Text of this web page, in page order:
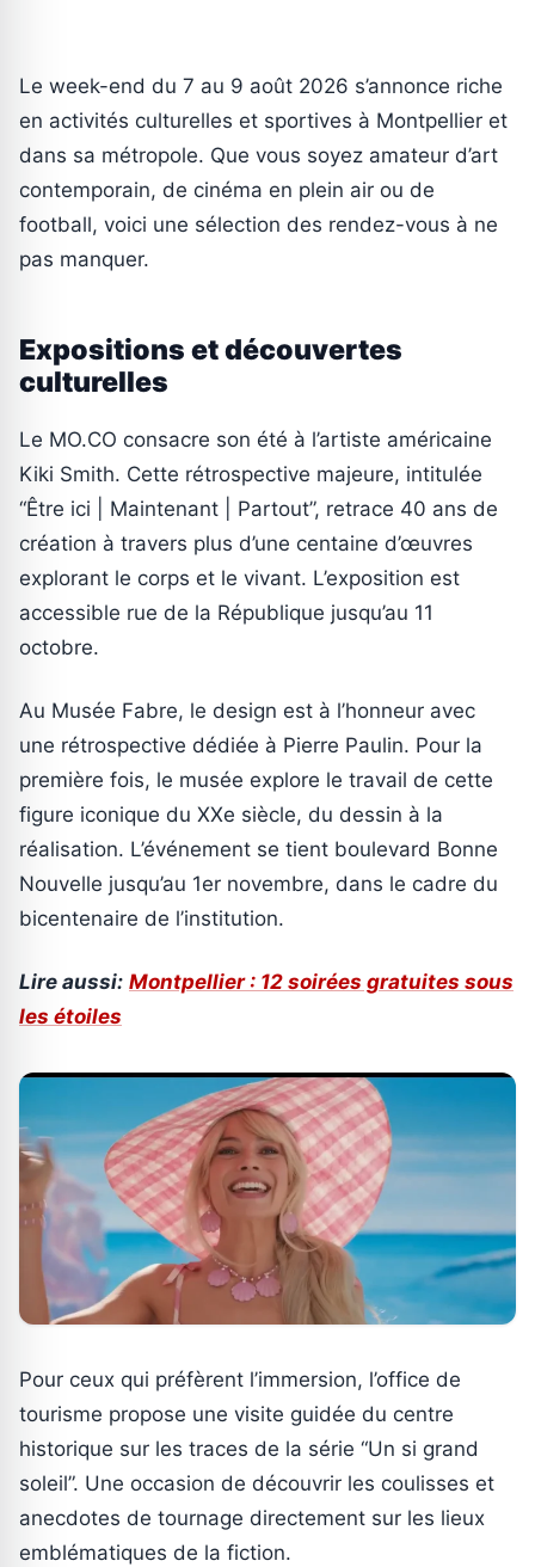
Le week-end du 7 au 9 août 2026 s’annonce riche
en activités culturelles et sportives à Montpellier et
dans sa métropole. Que vous soyez amateur d’art
contemporain, de cinéma en plein air ou de
football, voici une sélection des rendez-vous à ne
pas manquer.
Expositions et découvertes
culturelles
Le MO.CO consacre son été à l’artiste américaine
Kiki Smith. Cette rétrospective majeure, intitulée
“Être ici | Maintenant | Partout”, retrace 40 ans de
création à travers plus d’une centaine d’œuvres
explorant le corps et le vivant. L’exposition est
accessible rue de la République jusqu’au 11
octobre.
Au Musée Fabre, le design est à l’honneur avec
une rétrospective dédiée à Pierre Paulin. Pour la
première fois, le musée explore le travail de cette
figure iconique du XXe siècle, du dessin à la
réalisation. L’événement se tient boulevard Bonne
Nouvelle jusqu’au 1er novembre, dans le cadre du
bicentenaire de l’institution.
Lire aussi: Montpellier : 12 soirées gratuites sous
les étoiles
Pour ceux qui préfèrent l’immersion, l’office de
tourisme propose une visite guidée du centre
historique sur les traces de la série “Un si grand
soleil”. Une occasion de découvrir les coulisses et
anecdotes de tournage directement sur les lieux
emblématiques de la fiction.